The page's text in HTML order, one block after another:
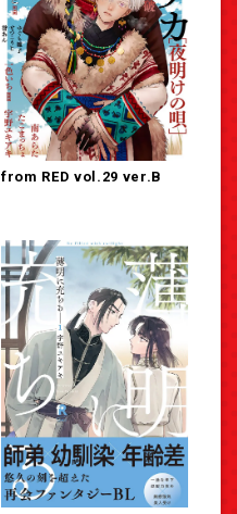
from RED vol.29 ver.B